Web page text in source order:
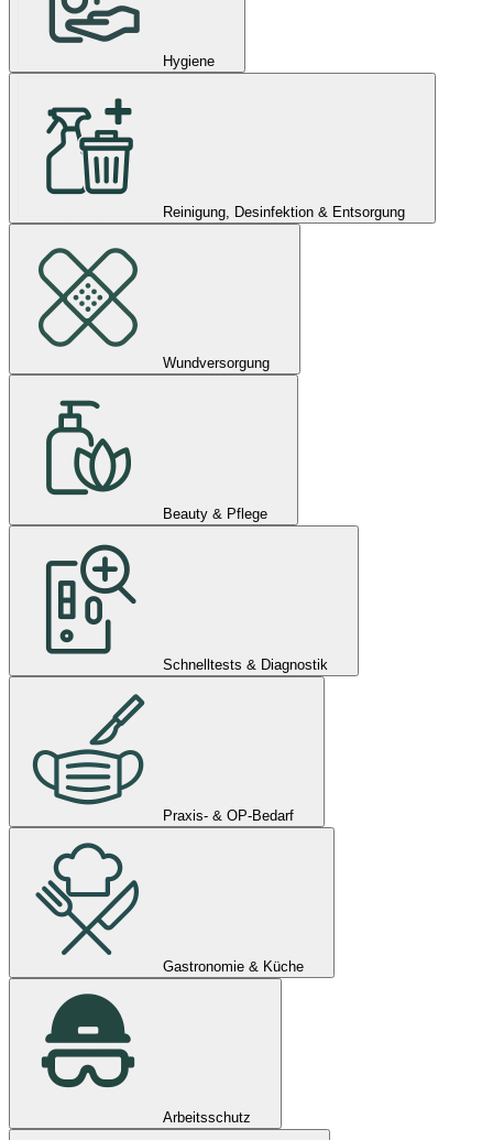
Hygiene
Reinigung, Desinfektion & Entsorgung
Wundversorgung
Beauty & Pflege
Schnelltests & Diagnostik
Praxis- & OP-Bedarf
Gastronomie & Küche
Arbeitsschutz